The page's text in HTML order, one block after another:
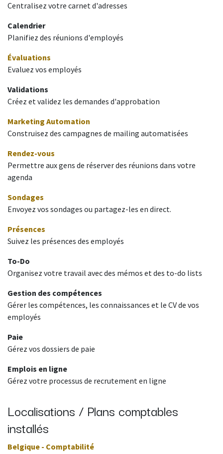
Centralisez votre carnet d'adresses
Calendrier
Planifiez des réunions d'employés
Évaluations
Evaluez vos employés
Validations
Créez et validez les demandes d'approbation
Marketing Automation
Construisez des campagnes de mailing automatisées
Rendez-vous
Permettre aux gens de réserver des réunions dans votre
agenda
Sondages
Envoyez vos sondages ou partagez-les en direct.
Présences
Suivez les présences des employés
To-Do
Organisez votre travail avec des mémos et des to-do lists
Gestion des compétences
Gérer les compétences, les connaissances et le CV de vos
employés
Paie
Gérez vos dossiers de paie
Emplois en ligne
Gérez votre processus de recrutement en ligne
Localisations / Plans comptables
installés
Belgique - Comptabilité